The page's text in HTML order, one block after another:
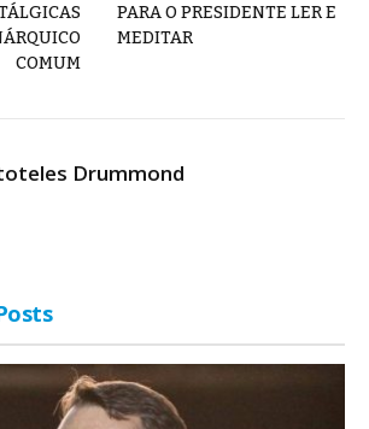
COMUM
PARA O PRESIDENTE LER E
MEDITAR
Drummond